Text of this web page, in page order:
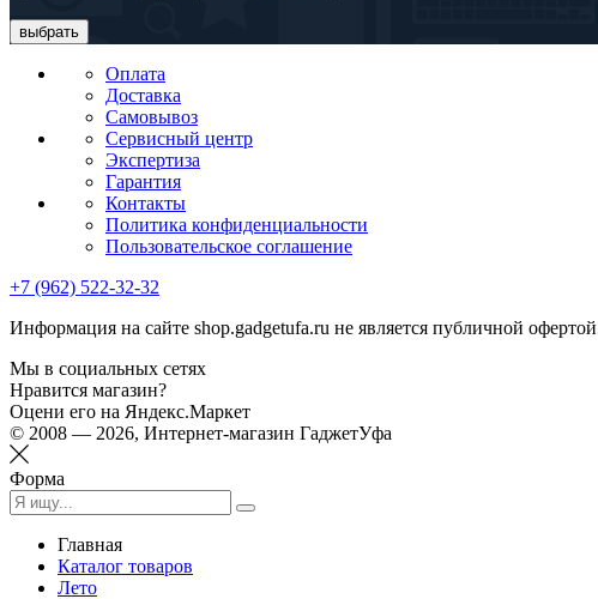
выбрать
Оплата
Доставка
Самовывоз
Сервисный центр
Экспертиза
Гарантия
Контакты
Политика конфиденциальности
Пользовательское соглашение
+7 (962) 522-32-32
Информация на сайте shop.gadgetufa.ru не является публичной
Мы в социальных сетях
Нравится магазин?
Оцени его на Яндекс.Маркет
© 2008 — 2026, Интернет-магазин ГаджетУфа
Форма
Главная
Каталог товаров
Лето